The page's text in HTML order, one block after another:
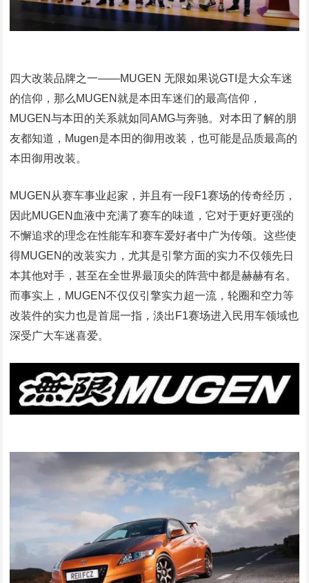
四大改装品牌之一——MUGEN 无限如果说GTI是大众车迷
的信仰，那么MUGEN就是本田车迷们的最高信仰，
MUGEN与本田的关系就如同AMG与奔驰。对本田了解的朋
友都知道，Mugen是本田的御用改装，也可能是品质最高的
本田御用改装。
MUGEN从赛车事业起家，并且有一段F1赛场的传奇经历，
因此MUGEN血液中充满了赛车的味道，它对于更好更强的
不懈追求的理念在性能车和赛车爱好者中广为传颂。这些使
得MUGEN的改装实力，尤其是引擎方面的实力不仅领先日
本其他对手，甚至在全世界最顶尖的阵营中都是赫赫有名。
而事实上，MUGEN不仅仅引擎实力超一流，轮圈和空力等
改装件的实力也是首屈一指，淡出F1赛场进入民用车领域也
深受广大车迷喜爱。